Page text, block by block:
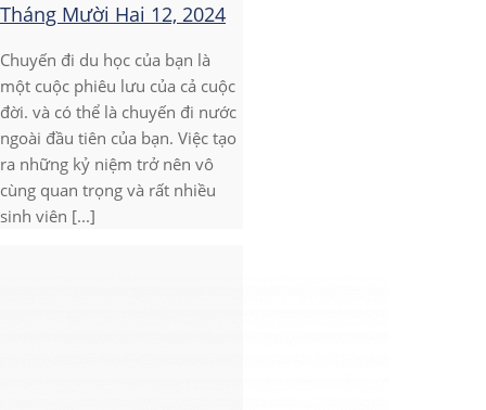
Tháng Mười Hai 12, 2024
Chuyến đi du học của bạn là
một cuộc phiêu lưu của cả cuộc
đời. và có thể là chuyến đi nước
ngoài đầu tiên của bạn. Việc tạo
ra những kỷ niệm trở nên vô
cùng quan trọng và rất nhiều
sinh viên [...]